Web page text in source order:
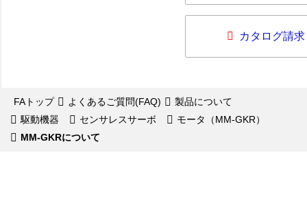
カタログ請求
FAトップ よくあるご質問(FAQ)
製品について
駆動機器
センサレスサーボ
モータ（MM-GKR）
MM-GKRについて